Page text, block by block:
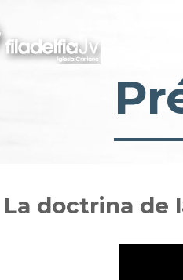
La doctrina de